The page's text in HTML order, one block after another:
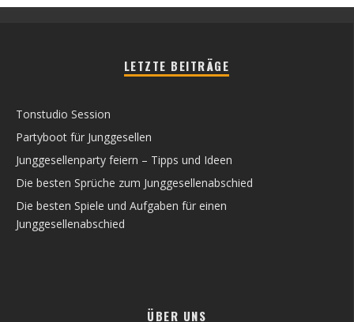
LETZTE BEITRÄGE
Tonstudio Session
Partyboot für Junggesellen
Junggesellenparty feiern – Tipps und Ideen
Die besten Sprüche zum Junggesellenabschied
Die besten Spiele und Aufgaben für einen
Junggesellenabschied
ÜBER UNS